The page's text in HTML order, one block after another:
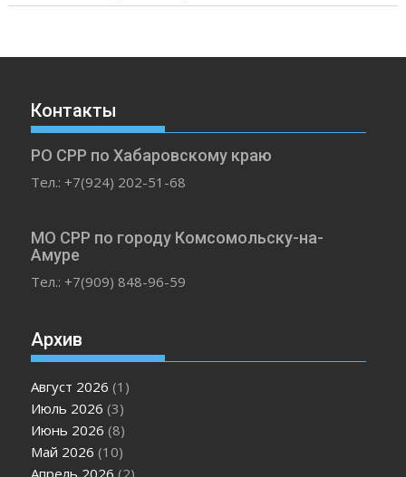
Контакты
РО СРР по Хабаровскому краю
Тел.: +7(924) 202-51-68
МО СРР по городу Комсомольску-на-
Амуре
Тел.: +7(909) 848-96-59
Архив
Август 2026 (1)
Июль 2026 (3)
Июнь 2026 (8)
Май 2026 (10)
Апрель 2026 (2)